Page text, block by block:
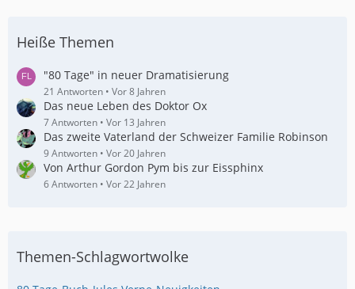
Heiße Themen
"80 Tage" in neuer Dramatisierung
21 Antworten Vor 8 Jahren
Das neue Leben des Doktor Ox
7 Antworten Vor 13 Jahren
Das zweite Vaterland der Schweizer Familie Robinson
9 Antworten Vor 20 Jahren
Von Arthur Gordon Pym bis zur Eissphinx
6 Antworten Vor 22 Jahren
Themen-Schlagwortwolke